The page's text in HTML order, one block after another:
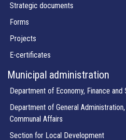
Strategic documents
Forms
Projects
E-certificates
Municipal administration
Department of Economy, Finance and
Department of General
Communal Affairs
Section for Local Development